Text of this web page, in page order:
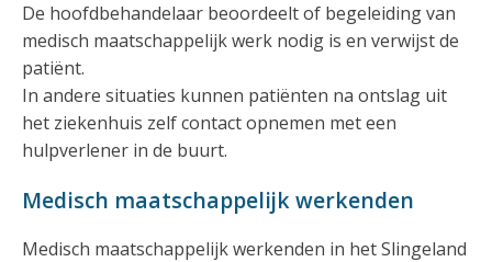
De hoofdbehandelaar beoordeelt of begeleiding van
medisch maatschappelijk werk nodig is en verwijst de
patiënt.
In andere situaties kunnen patiënten na ontslag uit
het ziekenhuis zelf contact opnemen met een
hulpverlener in de buurt.
Medisch maatschappelijk werkenden
Medisch maatschappelijk werkenden in het Slingeland